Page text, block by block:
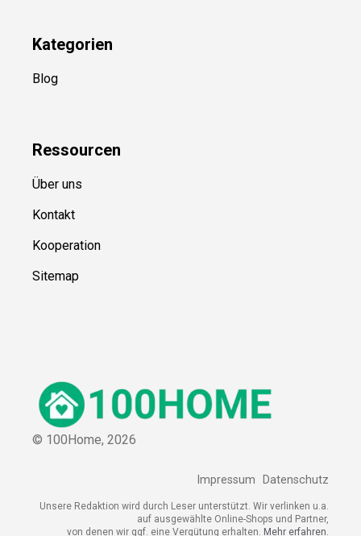
Kategorien
Blog
Ressourcen
Über uns
Kontakt
Kooperation
Sitemap
© 100Home, 2026
Impressum Datenschutz
Unsere Redaktion wird durch Leser unterstützt. Wir verlinken u.a.
auf ausgewählte Online-Shops und Partner,
von denen wir ggf. eine Vergütung erhalten. Mehr erfahren.